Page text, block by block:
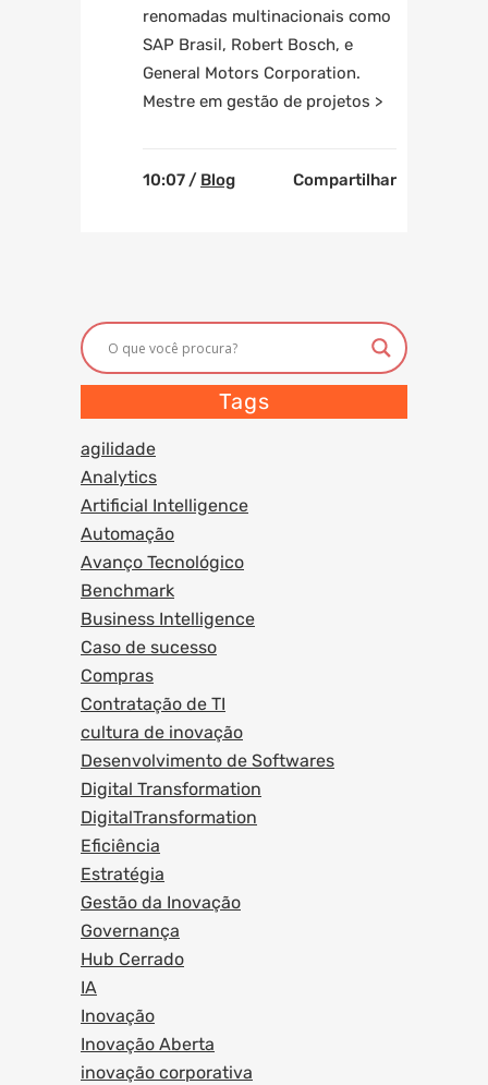
renomadas multinacionais como
SAP Brasil, Robert Bosch, e
General Motors Corporation.
Mestre em gestão de projetos >
10:07 / Blog Compartilhar
Tags
agilidade
Analytics
Artificial Intelligence
Automação
Avanço Tecnológico
Benchmark
Business Intelligence
Caso de sucesso
Compras
Contratação de TI
cultura de inovação
Desenvolvimento de Softwares
Digital Transformation
DigitalTransformation
Eficiência
Estratégia
Gestão da Inovação
Governança
Hub Cerrado
IA
Inovação
Inovação Aberta
inovação corporativa